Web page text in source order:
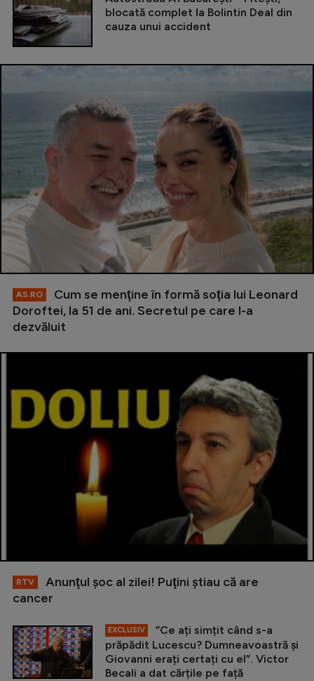
blocată complet la Bolintin Deal din
cauza unui accident
AS.RO
Cum se menţine în formă soţia lui Leonard
Doroftei, la 51 de ani. Secretul pe care l-a
dezvăluit
RTV
Anunţul şoc al zilei! Puţini ştiau că are
cancer
EXCLUSIV
”Ce ați simțit când s-a
prăpădit Lucescu? Dumneavoastră și
Giovanni erați certați cu el”. Victor
Becali a dat cărțile pe față